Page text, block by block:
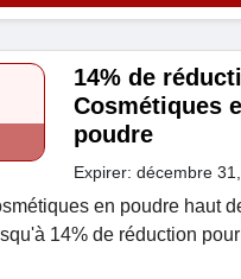
14% de
Cosmétiques
poudre
Expirer: décembre
en poudre haut
14% de réduction